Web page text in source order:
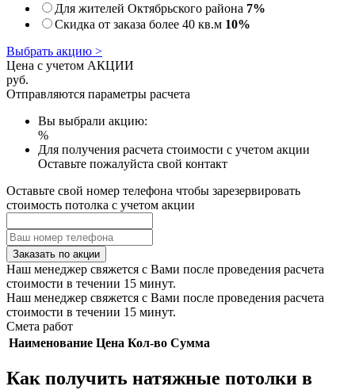
Для жителей Октябрьского района 7%
Скидка от заказа более 40 кв.м 10%
Выбрать акцию >
Цена с учетом АКЦИИ
руб.
Отправляются параметры расчета
Вы выбрали акцию:
%
Для получения расчета стоимости с учетом акции
Оставьте пожалуйста свой контакт
Оставьте свой номер телефона чтобы зарезервировать
стоимость потолка с учетом акции
Заказать по акции
Наш менеджер свяжется с Вами после проведения расчета
стоимости в течении 15 минут.
Наш менеджер свяжется с Вами после проведения расчета
стоимости в течении 15 минут.
Смета работ
Наименование Цена Кол-во Сумма
Как получить натяжные потолки в